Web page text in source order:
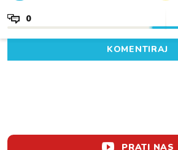
0
KOMENTIRAJ
PRATI NAS